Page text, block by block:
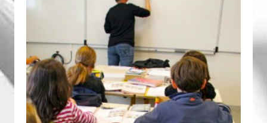
Torna la festa di Sant’Andrea:
“Chiediamogli di legarci al bene”
“Chiediamo al Signore di capire ciò che
è buono, giusto e santo per la nostra
vita”